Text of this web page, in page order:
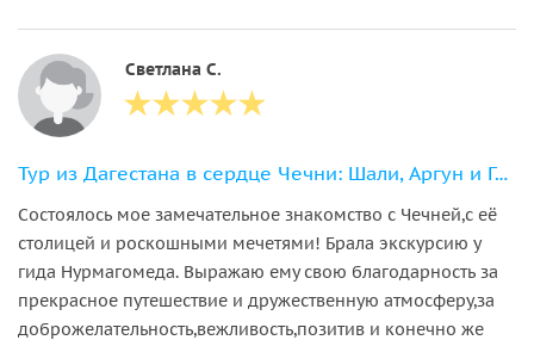
Светлана С.
Тур из Дагестана в сердце Чечни: Шали, Аргун и Грозный
Состоялось мое замечательное знакомство с Чечней,с её
столицей и роскошными мечетями! Брала экскурсию у
гида Нурмагомеда. Выражаю ему свою благодарность за
прекрасное путешествие и дружественную атмосферу,за
доброжелательность,вежливость,позитив и конечно же